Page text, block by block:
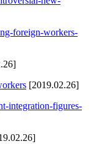
foreign-workers-
[2019.02.26]
integration-figures-